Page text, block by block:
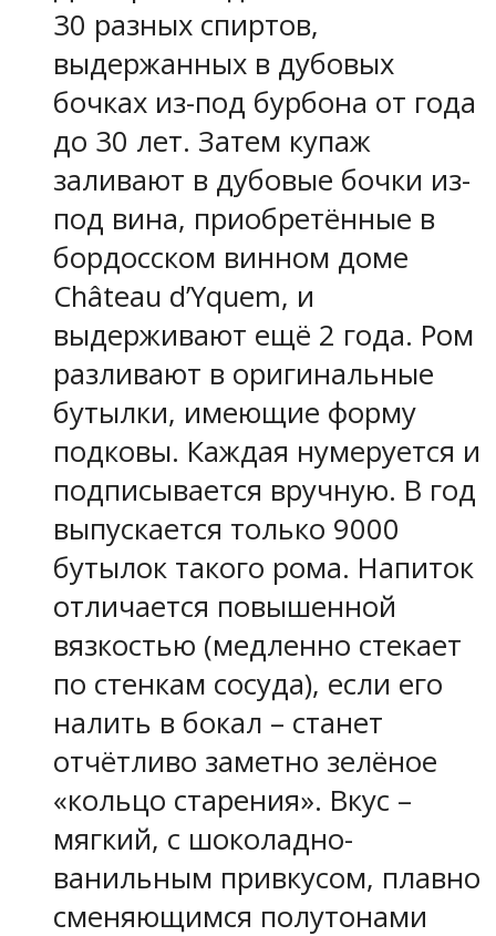
30 разных спиртов,
выдержанных в дубовых
бочках из-под бурбона от года
до 30 лет. Затем купаж
заливают в дубовые бочки из-
под вина, приобретённые в
бордосском винном доме
Château d’Yquem, и
выдерживают ещё 2 года. Ром
разливают в оригинальные
бутылки, имеющие форму
подковы. Каждая нумеруется и
подписывается вручную. В год
выпускается только 9000
бутылок такого рома. Напиток
отличается повышенной
вязкостью (медленно стекает
по стенкам сосуда), если его
налить в бокал – станет
отчётливо заметно зелёное
«кольцо старения». Вкус –
мягкий, с шоколадно-
ванильным привкусом, плавно
сменяющимся полутонами